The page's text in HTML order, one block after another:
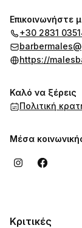
Επικοινωνήστε
+30 2831
https://
Καλό να ξέρεις
Πολιτική
Μέσα
Κριτικές